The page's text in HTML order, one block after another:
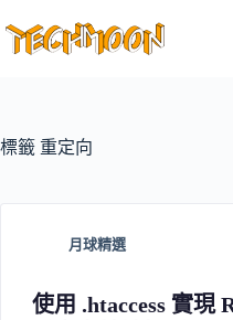
至
容
標籤 重定向
月球精選
使用 .htaccess 實現